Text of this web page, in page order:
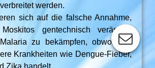
werden.
sich auf die falsche Annahme,
gentechnisch verändert
zu bekämpfen, obwohl es
Krankheiten wie Dengue-Fieber,
Zika handelt.